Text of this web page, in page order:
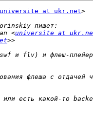
universite at ukr.net>
<universite at